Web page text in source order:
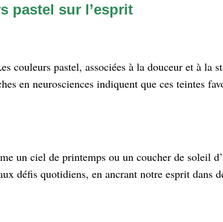
pastel sur l’esprit
couleurs pastel, associées à la douceur et à la
en neurosciences indiquent que ces teintes
un ciel de printemps ou un coucher de soleil
défis quotidiens, en ancrant notre esprit dans